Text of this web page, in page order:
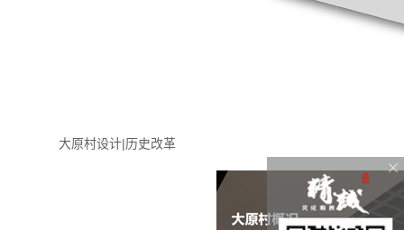
大原村设计|历史改革